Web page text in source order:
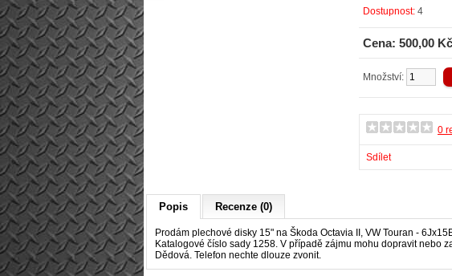
Dostupnost: 4
Cena: 500,00 Kč
Množství:
0
Sdílet
Popis Recenze (0)
Prodám plechové disky 15" na Škoda Octavia II, VW Touran -
Katalogové číslo sady 1258. V případě zájmu mohu dopravit nebo
Dědová. Telefon nechte dlouze zvonit.